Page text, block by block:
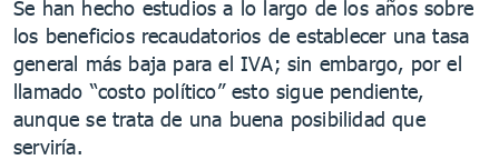
Se han hecho estudios a lo largo de los años sobre
los beneficios recaudatorios de establecer una tasa
general más baja para el IVA; sin embargo, por el
llamado “costo político” esto sigue pendiente,
aunque se trata de una buena posibilidad que
serviría.